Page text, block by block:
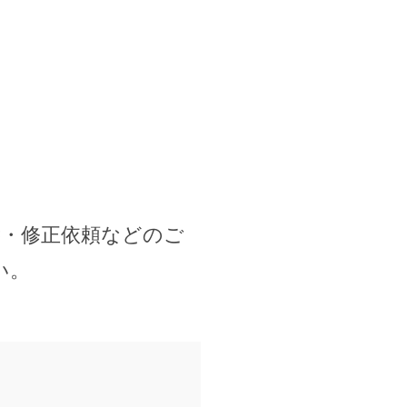
・修正依頼などのご